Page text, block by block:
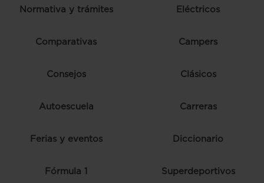
Normativa y trámites Eléctricos
Comparativas Campers
Consejos Clásicos
Autoescuela Carreras
Ferias y eventos Diccionario
Fórmula 1 Superdeportivos